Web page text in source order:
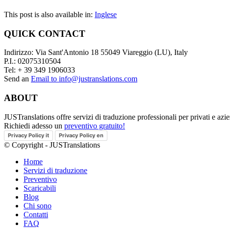
This post is also available in: Inglese
QUICK CONTACT
Indirizzo: Via Sant'Antonio 18 55049 Viareggio (LU), Italy
P.I.: 02075310504
Tel: + 39 349 1906033
Send an Email to info@justranslations.com
ABOUT
JUSTranslations offre servizi di traduzione professionali per privati e
Richiedi adesso un preventivo gratuito!
Privacy Policy it Privacy Policy en
© Copyright - JUSTranslations
Home
Servizi di traduzione
Preventivo
Scaricabili
Blog
Chi sono
Contatti
FAQ